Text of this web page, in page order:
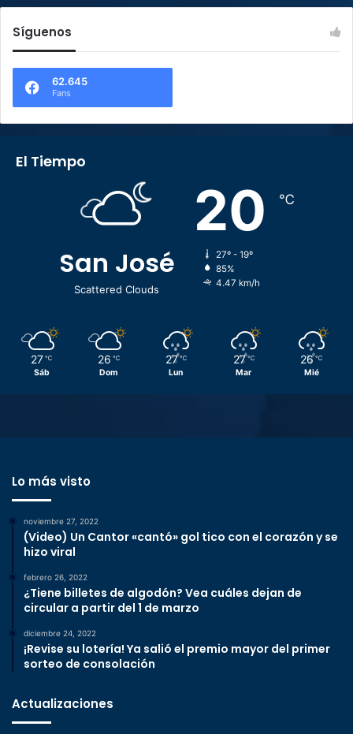
Síguenos
62.645
Fans
El Tiempo
San José
Scattered Clouds
20 ℃
27º - 19º
85%
4.47 km/h
27 ℃
Sáb
26 ℃
Dom
27 ℃
Lun
27 ℃
Mar
26 ℃
Mié
Lo más visto
noviembre 27, 2022
(Video) Un Cantor «cantó» gol tico con el corazón y se
hizo viral
febrero 26, 2022
¿Tiene billetes de algodón? Vea cuáles dejan de
circular a partir del 1 de marzo
diciembre 24, 2022
¡Revise su lotería! Ya salió el premio mayor del primer
sorteo de consolación
Actualizaciones